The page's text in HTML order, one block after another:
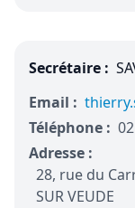
Secrétaire :
Email :
Téléphone :
Adresse :
28, rue du
SUR VEUDE